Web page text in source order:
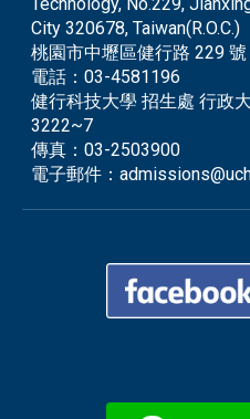
City 320678, Taiwan(R.O.C.)
桃園市中壢區健行路 229 號
電話：03-4581196
健行科技大學 招生處 行政
3222~7
傳真：03-2503900
電子郵件：